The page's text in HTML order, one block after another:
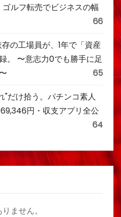
ルフ転売でビジネスの幅
66
の工場員が、1年で「資産
。 〜意志力0でも勝手に足
65
"だけ拾う。パチンコ素人
円・収支アプリ全公
64
ません。